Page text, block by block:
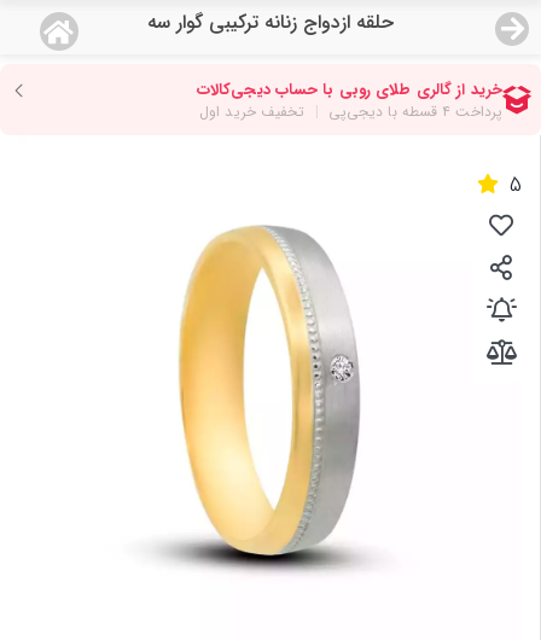
حلقه ازدواج زنانه ترکیبی گوار سه
منو
صفحه اصلی
دسته بندی محصولات
نمایندگی ها
مجله روبی
5